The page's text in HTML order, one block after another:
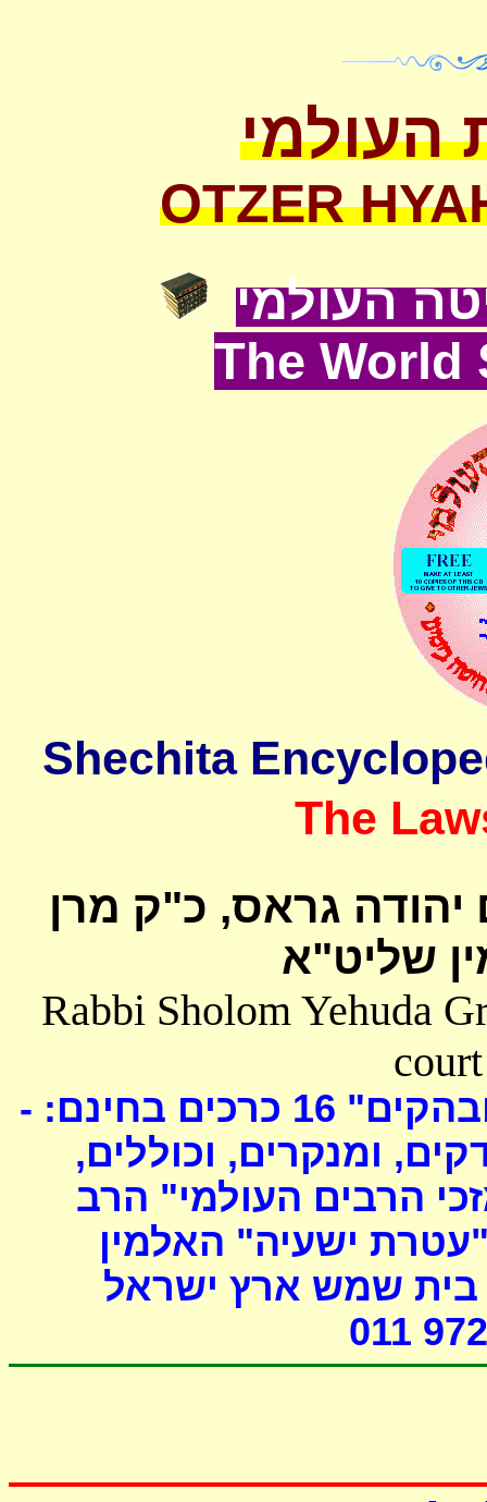
העולמי
OTZER
העולמי
The World
The
גראס, כ"ק מרן
שליט"א
Rabbi Sholom Yehuda
כרכים בחינם: -
ומנקרים, וכוללים,
הרבים העולמי" הרב
ישעיה" האלמין
שמש ארץ ישראל
011